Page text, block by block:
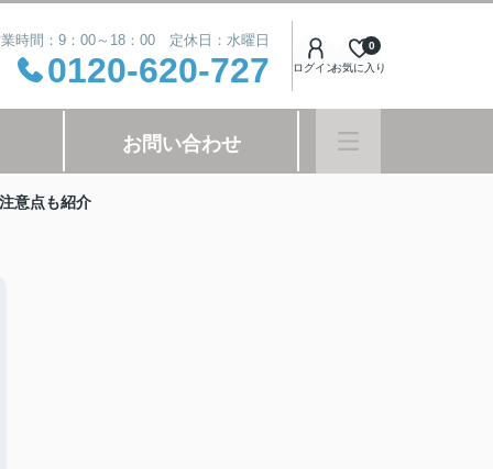
時間：9：00～18：00 定休日：水曜日
0120-620-727 ログインお気に入り
0
お問い合わせ
意点も紹介